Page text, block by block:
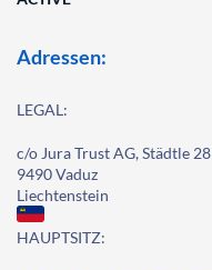
Adressen:
LEGAL:
c/o Jura Trust AG, Städtle 28
9490 Vaduz
Liechtenstein
HAUPTSITZ: